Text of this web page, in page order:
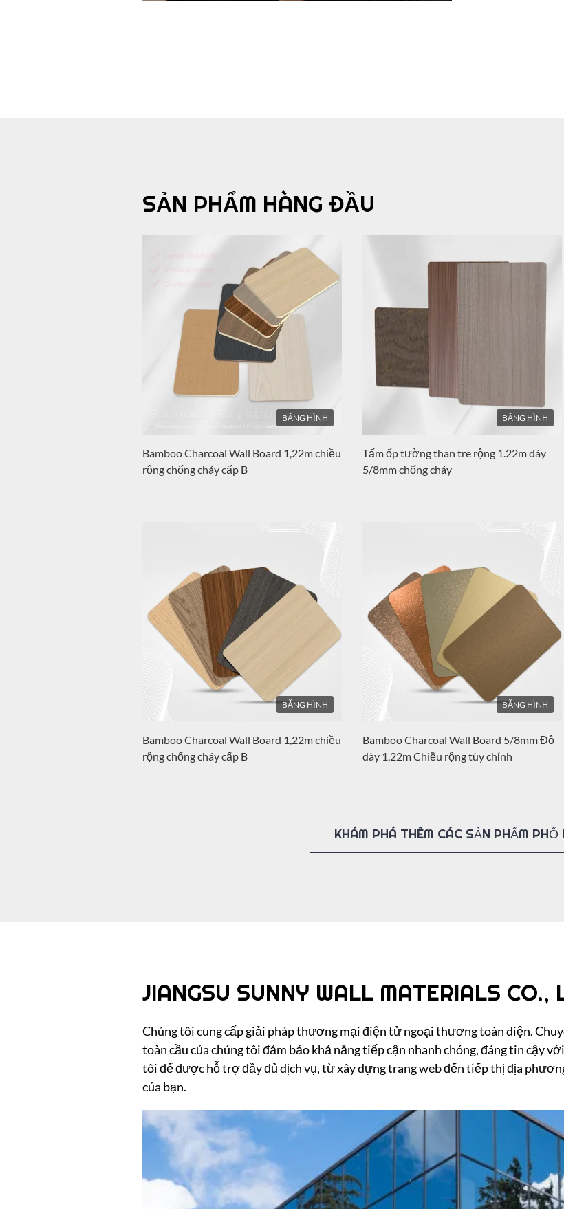
SẢN PHẨM HÀNG ĐẦU
BĂNG HÌNH
Bamboo Charcoal Wall Board 1,22m chiều
rộng chống cháy cấp B
BĂNG HÌNH
Tấm ốp tường than tre rộng 1.22m dày
5/8mm chống cháy
BĂNG HÌNH
Bamboo Charcoal Wall Board 1,22m chiều
rộng chống cháy cấp B
BĂNG HÌNH
Bamboo Charcoal Wall Board 5/8mm Độ
dày 1,22m Chiều rộng tùy chỉnh
KHÁM PHÁ THÊM CÁC SẢN PHẨM PHỔ
JIANGSU SUNNY WALL MATERIALS CO.,
Chúng tôi cung cấp giải pháp thương mại điện tử ngoại thương toàn diện.
toàn cầu của chúng tôi đảm bảo khả năng tiếp cận nhanh chóng, đáng tin cậy
tôi để được hỗ trợ đầy đủ dịch vụ, từ xây dựng trang web đến tiếp thị địa
của bạn.